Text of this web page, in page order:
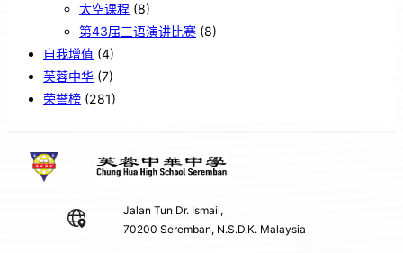
太空课程 (8)
第43届三语演讲比赛 (8)
自我增值 (4)
芙蓉中华 (7)
荣誉榜 (281)
Jalan Tun Dr. Ismail,
70200 Seremban, N.S.D.K. Malaysia